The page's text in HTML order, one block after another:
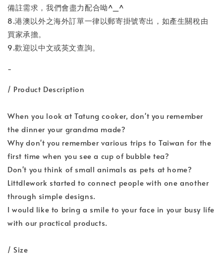
備註需求，我們會盡力配合呦^_^
8.港澳以外之海外訂單一律以郵寄掛號寄出，如產生關稅由
買家承擔。
9.歡迎以中文或英文查詢。
-
/ Product Description
When you look at Tatung cooker, don't you remember
the dinner your grandma made?
Why don't you remember various trips to Taiwan for the
first time when you see a cup of bubble tea?
Don't you think of small animals as pets at home?
Littdlework started to connect people with one another
through simple designs.
I would like to bring a smile to your face in your busy life
with our practical products.
/ Size